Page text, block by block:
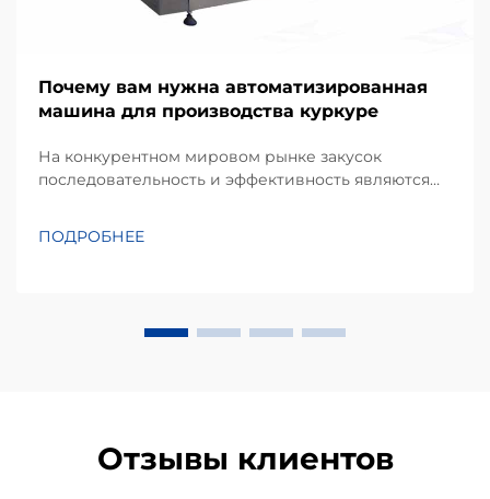
Почему вам нужна автоматизированная
машина для производства куркуре
На конкурентном мировом рынке закусок
последовательность и эффективность являются
популярный вид экструдированных кукурузных
ПОДРОБНЕЕ
Отзывы клиентов